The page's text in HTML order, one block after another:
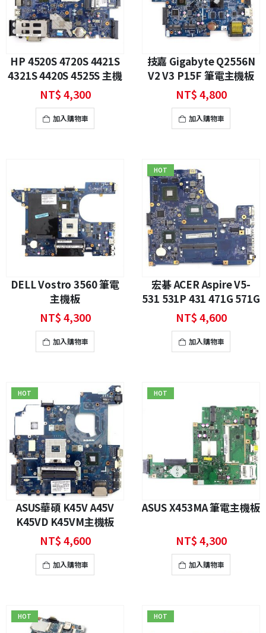
HP 4520S 4720S 4421S
4321S 4420S 4525S 主機
板
NT$4,300
加入購物車
技嘉 Gigabyte Q2556N
V2 V3 P15F 筆電主機板
NT$4,800
加入購物車
DELL Vostro 3560 筆電
主機板
NT$4,300
加入購物車
HOT
宏碁 ACER Aspire V5-
531 531P 431 471G 571G
571P 571PG 主機板
NT$4,600
加入購物車
HOT
ASUS華碩 K45V A45V
K45VD K45VM主機板
NT$4,600
加入購物車
HOT
ASUS X453MA 筆電主機板
NT$4,300
加入購物車
HOT HOT